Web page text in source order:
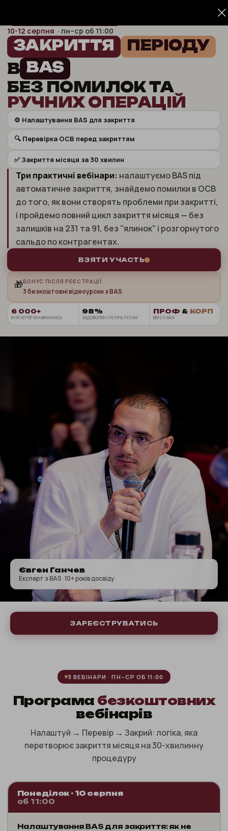
10-12 серпня · пн–ср об 11:00
ЗАКРИТТЯ
ПЕРІОДУ
В BAS
БЕЗ ПОМИЛОК ТА
РУЧНИХ ОПЕРАЦІЙ
⚙️ Налаштування BAS для закриття
🔍 Перевірка ОСВ перед закриттям
✅ Закриття місяця за 30 хвилин
Три практичні вебінари: налаштуємо BAS під
автоматичне закриття, знайдемо помилки в ОСВ
до того, як вони створять проблеми при закритті,
і пройдемо повний цикл закриття місяця — без
залишків на 231 та 91, без "ялинок" і розгорнутого
сальдо по контрагентах.
ВЗЯТИ УЧАСТЬ
🎁БОНУС ПІСЛЯ РЕЄСТРАЦІЇ
3 безкоштовні відеоуроки з BAS
6 000+
БУХГАЛТЕРІВ НАВЧИЛИСЬ
98%
ЗАДОВОЛЕНІ РЕЗУЛЬТАТОМ
ПРОФ & КОРП
ВЕРСІЇ BAS
Євген Ганчев
Експерт з BAS · 10+ років досвіду
ЗАРЕЄСТРУВАТИСЬ
3 ВЕБІНАРИ · ПН–СР ОБ 11:00
Програма безкоштовних
вебінарів
Налаштуй → Перевір → Закрий: логіка, яка
перетворює закриття місяця на 30-хвилинну
процедуру
Понеділок · 10 серпня
об 11:00
Налаштування BAS для закриття: як не